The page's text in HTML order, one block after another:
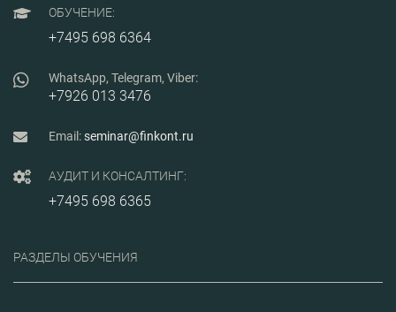
изучают факторы
финансовых рисков,
влияющие на
ОБУЧЕНИЕ:
+7495 698 6364
WhatsApp, Telegram, Viber:
+7926 013 3476
Email:seminar@finkont.ru
АУДИТ И КОНСАЛТИНГ:
+7495 698 6365
РАЗДЕЛЫ ОБУЧЕНИЯ